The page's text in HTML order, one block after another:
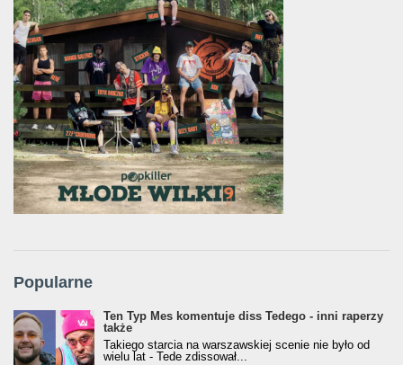
Popularne
Ten Typ Mes komentuje diss Tedego - inni raperzy
także
Takiego starcia na warszawskiej scenie nie było od
wielu lat - Tede zdissował...